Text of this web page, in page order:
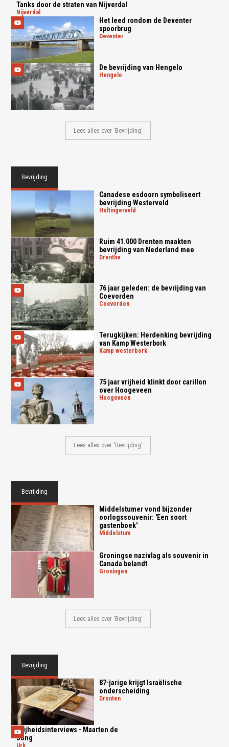
Tanks door de straten van Nijverdal
nijverdal
Het leed rondom de Deventer
spoorbrug
deventer
De bevrijding van Hengelo
hengelo
Lees alles over 'Bevrijding'
Bevrijding
Canadese esdoorn symboliseert
bevrijding Westerveld
holtingerveld
Ruim 41.000 Drenten maakten
bevrijding van Nederland mee
drenthe
76 jaar geleden: de bevrijding van
Coevorden
coevorden
Terugkijken: Herdenking bevrijding
van Kamp Westerbork
kamp westerbork
75 jaar vrijheid klinkt door carillon
over Hoogeveen
hoogeveen
Lees alles over 'Bevrijding'
Bevrijding
Middelstumer vond bijzonder
oorlogssouvenir: 'Een soort
gastenboek'
middelstum
Groningse nazivlag als souvenir in
Canada belandt
groningen
Lees alles over 'Bevrijding'
Bevrijding
87-jarige krijgt Israëlische
onderscheiding
dronten
Vrijheidsinterviews - Maarten de
Jong
urk